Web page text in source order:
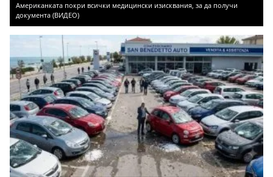
Американката покри всички медицински изисквания, за да получи
документа (ВИДЕО)